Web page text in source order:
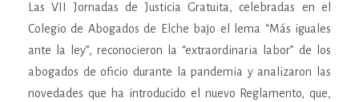
Las VII Jornadas de Justicia Gratuita, celebradas en el
Colegio de Abogados de Elche bajo el lema “Más iguales
ante la ley”, reconocieron la “extraordinaria labor” de los
abogados de oficio durante la pandemia y analizaron las
novedades que ha introducido el nuevo Reglamento, que,